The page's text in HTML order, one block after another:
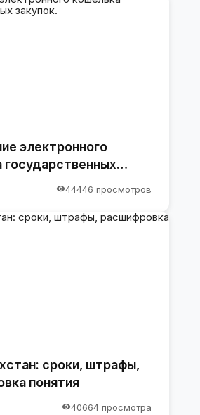
электронного
государственных
44446 просмотров
сроки, штрафы,
понятия
40664 просмотра